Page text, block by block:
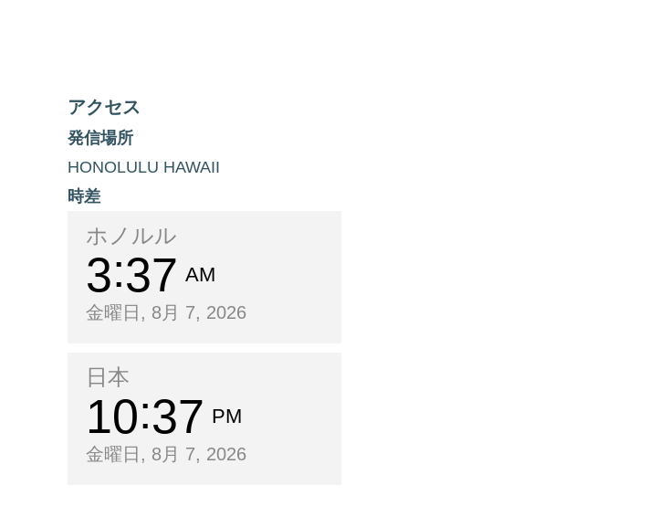
アクセス
発信場所
HONOLULU HAWAII
時差
ホノルル
3 37 AM
金曜日, 8月 7, 2026
日本
10 37 PM
金曜日, 8月 7, 2026